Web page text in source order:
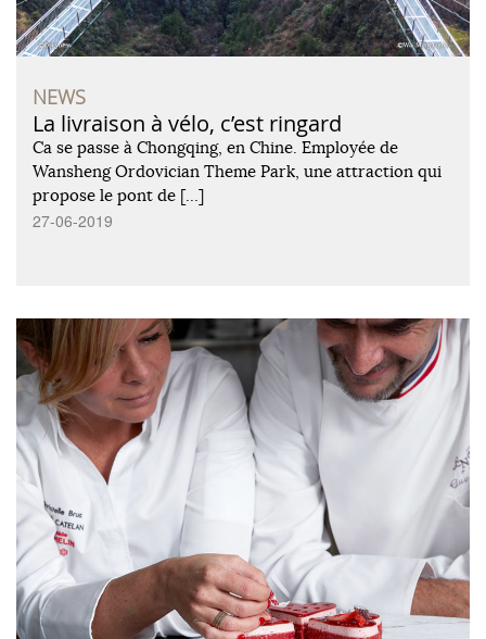
NEWS
La livraison à vélo, c’est ringard
Ca se passe à Chongqing, en Chine. Employée de
Wansheng Ordovician Theme Park, une attraction qui
propose le pont de […]
27-06-2019